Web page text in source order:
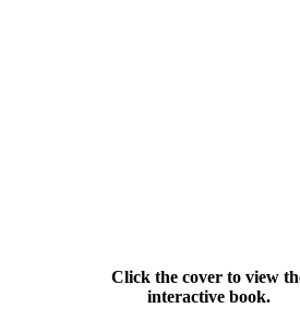
Click the cover to view
interactive book.